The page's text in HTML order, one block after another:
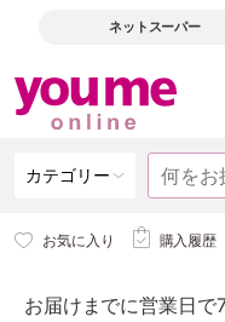
ネットスーパー
カテゴリー
お気に入り 購入履歴
お届けまでに営業日で